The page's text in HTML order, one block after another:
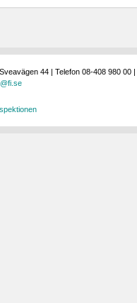
44 | Telefon 08-408 980 00 |